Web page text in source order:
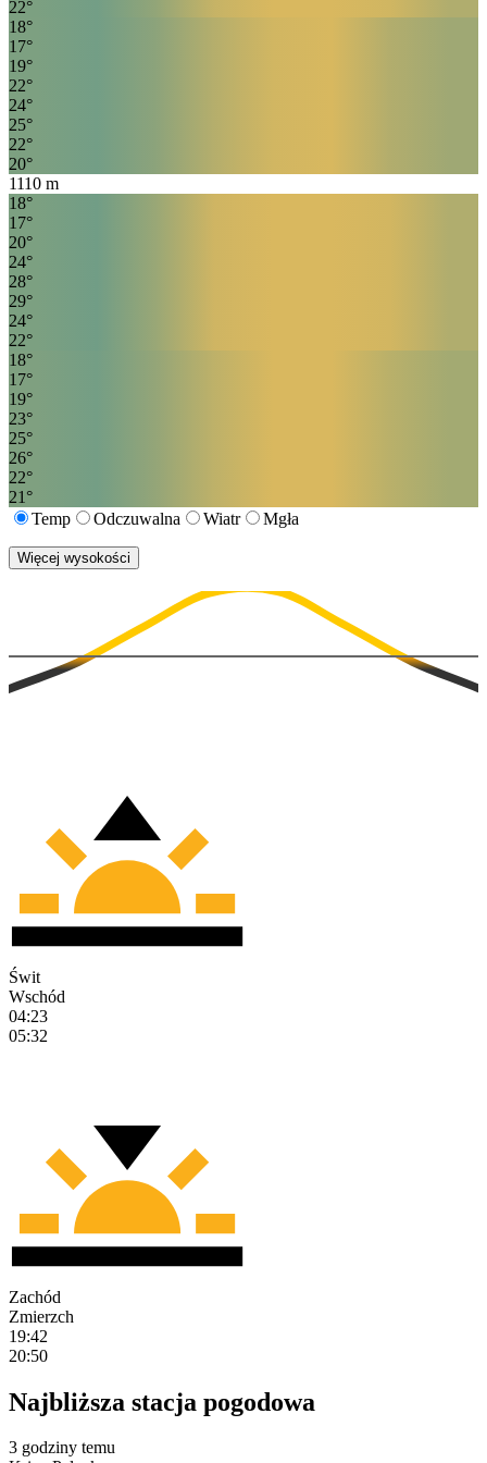
22°
18°
17°
19°
22°
24°
25°
22°
20°
1110 m
18°
17°
20°
24°
28°
29°
24°
22°
18°
17°
19°
23°
25°
26°
22°
21 °
Temp
Odczuwalna Wiatr Mgła
Więcej wysokości
Świt
Wschód
04:23
05:32
Zachód
Zmierzch
19:42
20:50
Najbliższa stacja pogodowa
3 godziny temu